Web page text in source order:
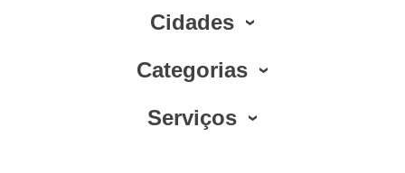
Cidades
Categorias
Serviços